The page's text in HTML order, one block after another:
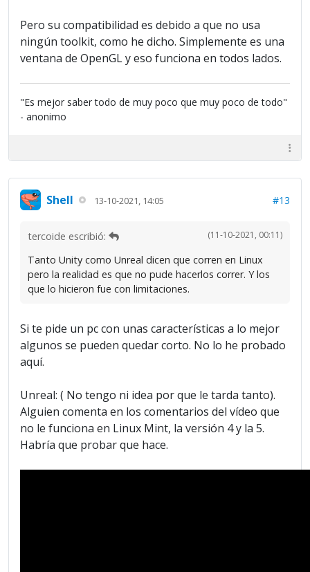
Pero su compatibilidad es debido a que no usa
ningún toolkit, como he dicho. Simplemente es una
ventana de OpenGL y eso funciona en todos lados.
"Es mejor saber todo de muy poco que muy poco de todo"
- anonimo
Shell 13-10-2021, 14:05 #13
(11-10-2021, 00:11)
tercoide escribió:
Tanto Unity como Unreal dicen que corren en Linux
pero la realidad es que no pude hacerlos correr. Y los
que lo hicieron fue con limitaciones.
Si te pide un pc con unas características a lo mejor
algunos se pueden quedar corto. No lo he probado
aquí.
Unreal: ( No tengo ni idea por que le tarda tanto).
Alguien comenta en los comentarios del vídeo que
no le funciona en Linux Mint, la versión 4 y la 5.
Habría que probar que hace.